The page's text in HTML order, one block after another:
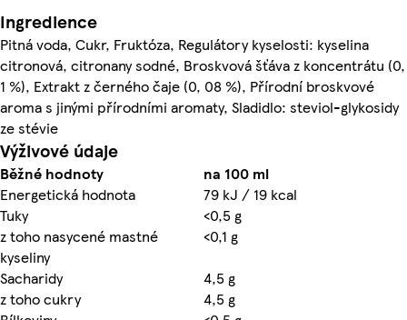
Ingredience
Pitná voda, Cukr, Fruktóza, Regulátory kyselosti: kyselina
citronová, citronany sodné, Broskvová šťáva z koncentrátu (0,
1 %), Extrakt z černého čaje (0, 08 %), Přírodní broskvové
aroma s jinými přírodními aromaty, Sladidlo: steviol-glykosidy
ze stévie
Výživové údaje
Běžné hodnoty
na 100 ml
Energetická hodnota
79 kJ / 19 kcal
Tuky
<0,5 g
z toho nasycené mastné
kyseliny
<0,1 g
Sacharidy
4,5 g
z toho cukry
4,5 g